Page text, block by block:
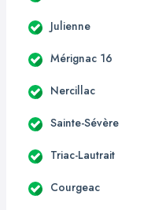
Julienne
Mérignac 16
Nercillac
Sainte-Sévère
Triac-Lautrait
Courgeac